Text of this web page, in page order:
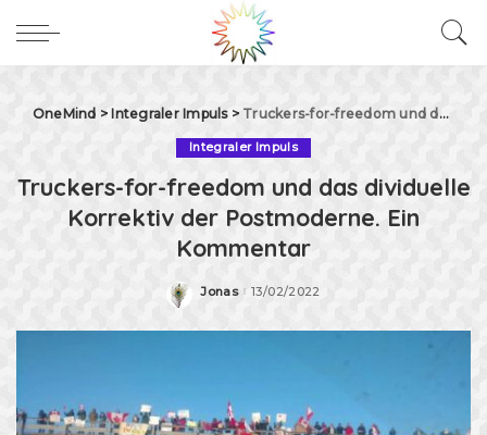
OneMind > Integraler Impuls> Truckers-for-freedom und das dividuelle Korrektiv der Postmoderne. Ein Kommentar
Integraler Impuls
Truckers-for-freedom und das dividuelle
Korrektiv der Postmoderne. Ein
Kommentar
Posted
Jonas 13/02/2022